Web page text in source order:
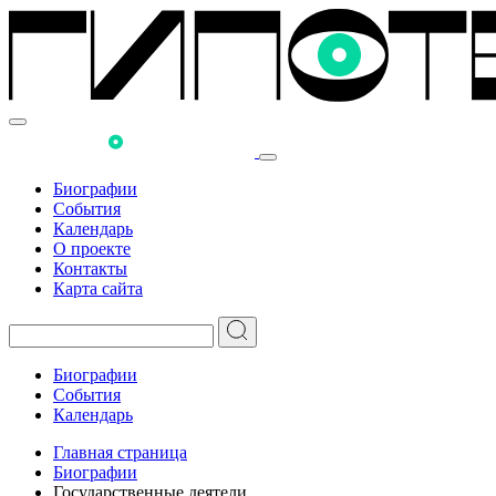
Биографии
События
Календарь
О проекте
Контакты
Карта сайта
Биографии
События
Календарь
Главная страница
Биографии
Государственные деятели